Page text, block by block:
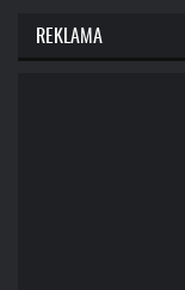
REKLAMA